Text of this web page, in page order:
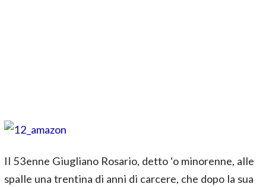
Il 53enne Giugliano Rosario, detto ‘o minorenne, alle
spalle una trentina di anni di carcere, che dopo la sua